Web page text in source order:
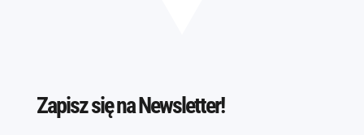
Zapisz się na Newsletter!